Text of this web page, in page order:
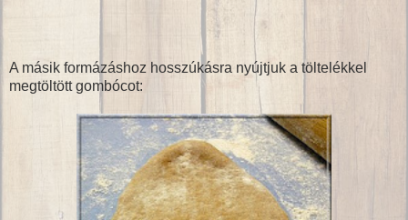
A másik formázáshoz hosszúkásra nyújtjuk a töltelékkel
megtöltött gombócot: